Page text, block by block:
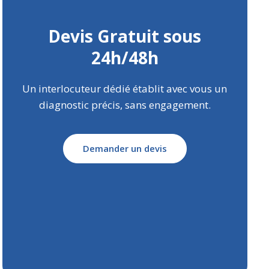
Devis Gratuit sous
24h/48h
Un interlocuteur dédié établit avec vous un
diagnostic précis, sans engagement.
Demander un devis